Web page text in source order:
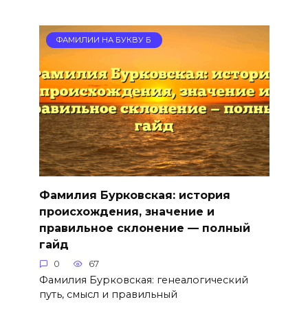
ФАМИЛИИ НА БУКВУ Б
Фамилия Бурковская: история
происхождения, значение и
правильное склонение — полный
гайд
0 67
Фамилия Бурковская: генеалогический
путь, смысл и правильный